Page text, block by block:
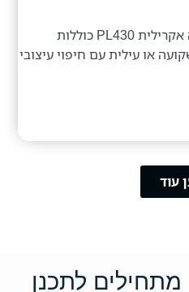
אפשרויות ההתקנה של בריכה אקרילית PL430 כוללות
או עילית עם חיפוי עיצובי
עוד
מתחילים לתכנן